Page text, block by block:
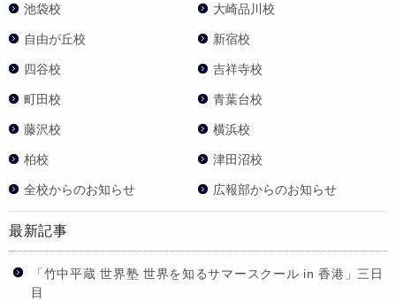
池袋校 大崎品川校
自由が丘校 新宿校
四谷校 吉祥寺校
町田校 青葉台校
藤沢校 横浜校
柏校 津田沼校
全校からのお知らせ 広報部からのお知らせ
最新記事
「竹中平蔵 世界塾 世界を知るサマースクール in 香港」三日
目